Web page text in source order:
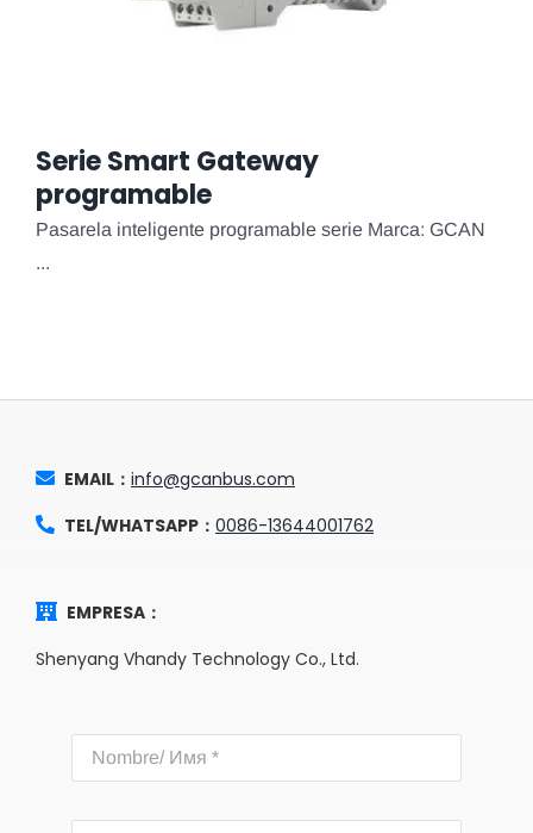
Serie Smart Gateway
programable
Pasarela inteligente programable serie Marca: GCAN
...
EMAIL： info@gcanbus.com
TEL/WHATSAPP： 0086-13644001762
EMPRESA：
Shenyang Vhandy Technology Co., Ltd.